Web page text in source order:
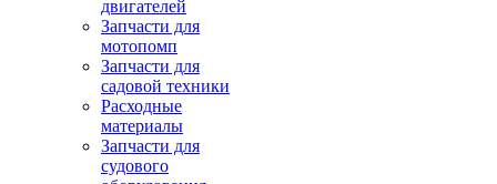
двигателей
Запчасти для
мотопомп
Запчасти для
садовой техники
Расходные
материалы
Запчасти для
судового